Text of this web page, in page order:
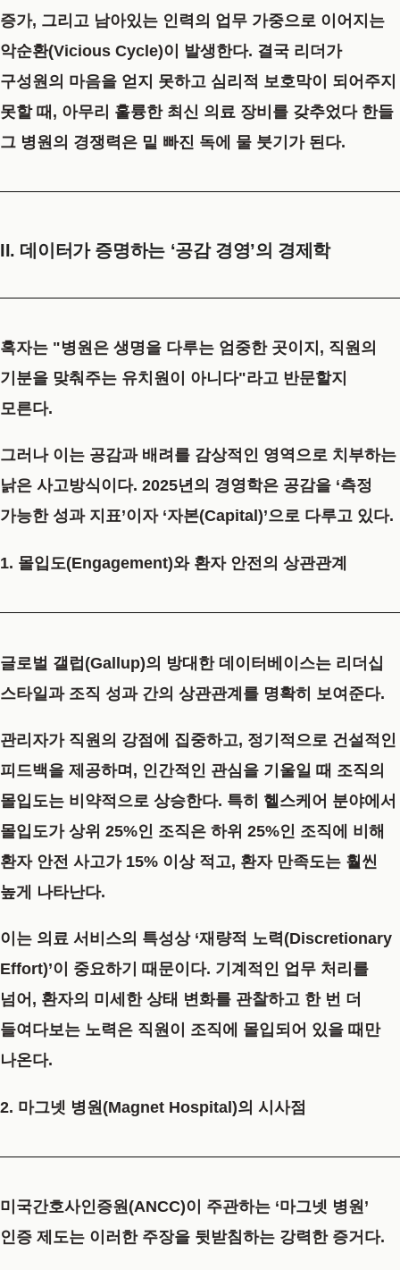
증가, 그리고 남아있는 인력의 업무 가중으로 이어지는
악순환(Vicious Cycle)이 발생한다. 결국 리더가
구성원의 마음을 얻지 못하고 심리적 보호막이 되어주지
못할 때, 아무리 훌륭한 최신 의료 장비를 갖추었다 한들
그 병원의 경쟁력은 밑 빠진 독에 물 붓기가 된다.
II. 데이터가 증명하는 ‘공감 경영’의 경제학
혹자는 "병원은 생명을 다루는 엄중한 곳이지, 직원의
기분을 맞춰주는 유치원이 아니다"라고 반문할지
모른다.
그러나 이는 공감과 배려를 감상적인 영역으로 치부하는
낡은 사고방식이다. 2025년의 경영학은 공감을 ‘측정
가능한 성과 지표’이자 ‘자본(Capital)’으로 다루고 있다.
1. 몰입도(Engagement)와 환자 안전의 상관관계
글로벌 갤럽(Gallup)의 방대한 데이터베이스는 리더십
스타일과 조직 성과 간의 상관관계를 명확히 보여준다.
관리자가 직원의 강점에 집중하고, 정기적으로 건설적인
피드백을 제공하며, 인간적인 관심을 기울일 때 조직의
몰입도는 비약적으로 상승한다. 특히 헬스케어 분야에서
몰입도가 상위 25%인 조직은 하위 25%인 조직에 비해
환자 안전 사고가 15% 이상 적고, 환자 만족도는 훨씬
높게 나타난다.
이는 의료 서비스의 특성상 ‘재량적 노력(Discretionary
Effort)’이 중요하기 때문이다. 기계적인 업무 처리를
넘어, 환자의 미세한 상태 변화를 관찰하고 한 번 더
들여다보는 노력은 직원이 조직에 몰입되어 있을 때만
나온다.
2. 마그넷 병원(Magnet Hospital)의 시사점
미국간호사인증원(ANCC)이 주관하는 ‘마그넷 병원’
인증 제도는 이러한 주장을 뒷받침하는 강력한 증거다.